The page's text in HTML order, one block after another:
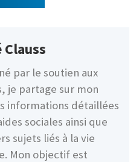
par le soutien aux
je partage sur mon
informations détaillées
sociales ainsi que
sujets liés à la vie
Mon objectif est